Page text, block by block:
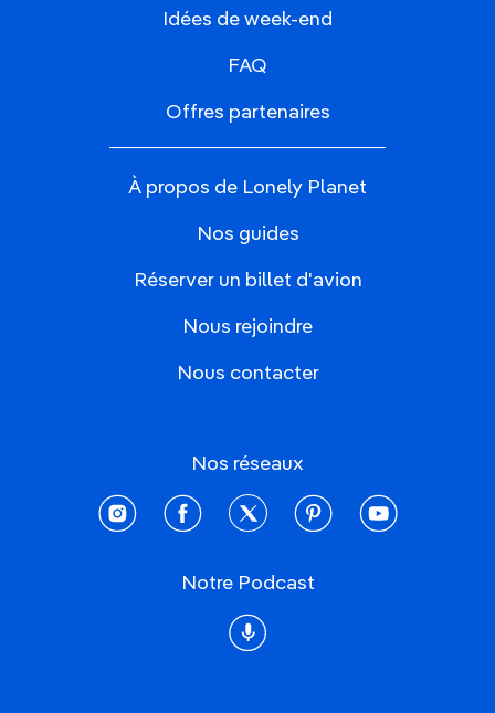
Idées de week-end
FAQ
Offres partenaires
À propos de Lonely Planet
Nos guides
Réserver un billet d'avion
Nous rejoindre
Nous contacter
Nos réseaux
instagramfacebooktwitter pinterestyoutube
Notre Podcast
Podcast